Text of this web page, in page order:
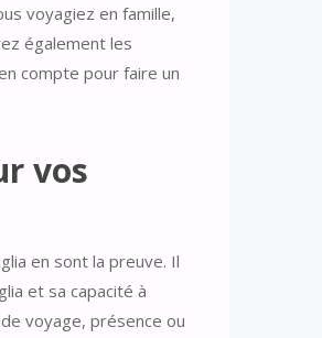
voyagiez en famille,
également les
compte pour faire un
vos
en sont la preuve. Il
et sa capacité à
voyage, présence ou